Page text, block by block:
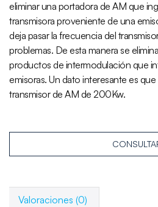
eliminar una portadora de AM que
transmisora proveniente de una
deja pasar la frecuencia del
problemas. De esta manera se
productos de intermodulación que
emisoras. Un dato interesante es
transmisor de AM de 200Kw.
Valoraciones (0)